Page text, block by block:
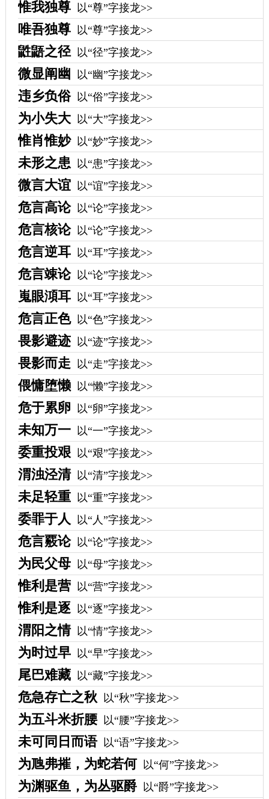
惟我独尊 以“尊”字接龙>>
唯吾独尊 以“尊”字接龙>>
鼪鼯之径 以“径”字接龙>>
微显阐幽 以“幽”字接龙>>
违乡负俗 以“俗”字接龙>>
为小失大 以“大”字接龙>>
惟肖惟妙 以“妙”字接龙>>
未形之患 以“患”字接龙>>
微言大谊 以“谊”字接龙>>
危言高论 以“论”字接龙>>
危言核论 以“论”字接龙>>
危言逆耳 以“耳”字接龙>>
危言竦论 以“论”字接龙>>
嵬眼澒耳 以“耳”字接龙>>
危言正色 以“色”字接龙>>
畏影避迹 以“迹”字接龙>>
畏影而走 以“走”字接龙>>
偎慵堕懒 以“懒”字接龙>>
危于累卵 以“卵”字接龙>>
未知万一 以“一”字接龙>>
委重投艰 以“艰”字接龙>>
渭浊泾清 以“清”字接龙>>
未足轻重 以“重”字接龙>>
委罪于人 以“人”字接龙>>
危言覈论 以“论”字接龙>>
为民父母 以“母”字接龙>>
惟利是营 以“营”字接龙>>
惟利是逐 以“逐”字接龙>>
渭阳之情 以“情”字接龙>>
为时过早 以“早”字接龙>>
尾巴难藏 以“藏”字接龙>>
危急存亡之秋 以“秋”字接龙>>
为五斗米折腰 以“腰”字接龙>>
未可同日而语 以“语”字接龙>>
为虺弗摧，为蛇若何 以“何”字接龙>>
为渊驱鱼，为丛驱爵 以“爵”字接龙>>